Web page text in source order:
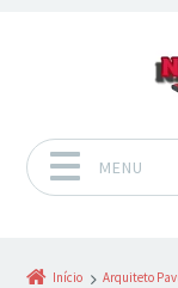
MENU
Início Arquiteto